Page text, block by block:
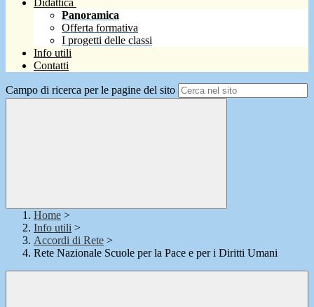
Didattica
Panoramica
Offerta formativa
I progetti delle classi
Info utili
Contatti
Campo di ricerca per le pagine del sito
Home >
Info utili >
Accordi di Rete >
Rete Nazionale Scuole per la Pace e per i Diritti Umani